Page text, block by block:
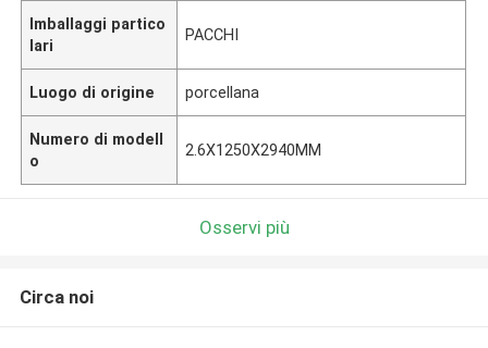
Imballaggi partico
lari
PACCHI
Luogo di origine porcellana
Numero di modell
o
2.6X1250X2940MM
Osservi più
Circa noi